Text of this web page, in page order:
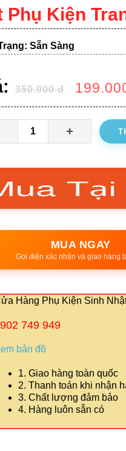
Phụ Kiện
Sẵn Sàng
350.000đ
MUA NGAY
Gọi điện xác nhận và giao hàng
Hàng Phụ Kiện Sinh
749 949
bản đồ
1. Giao hàng toàn quốc
2. Thanh toán khi nhận
3. Chất lượng đảm bảo
4. Hàng luôn sẵn có